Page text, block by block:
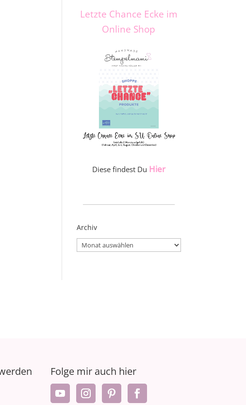
Letzte Chance Ecke im
Online Shop
Diese findest Du Hier
Archiv
Archiv
Folge mir auch hier